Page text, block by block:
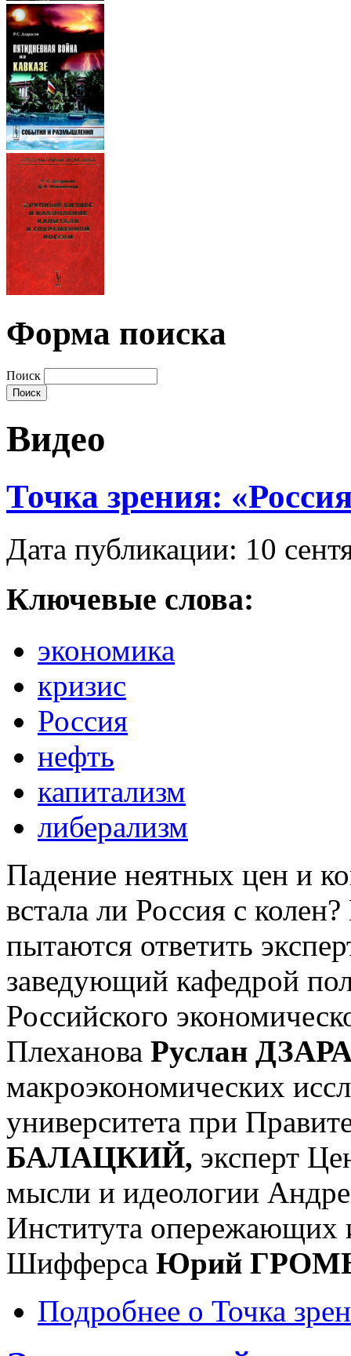
Форма поиска
Поиск
Видео
Точка зрения:
Дата публикации: 10
Ключевые слова:
экономика
кризис
Россия
нефть
капитализм
либерализм
Падение неятных цен и
встала ли Россия с
пытаются ответить
заведующий кафедрой
Российского
Плеханова Руслан
макроэкономических
университета при
БАЛАЦКИЙ, эксперт
мысли и идеологии
Института опережающих
Шифферса Юрий
Подробнее о Точка